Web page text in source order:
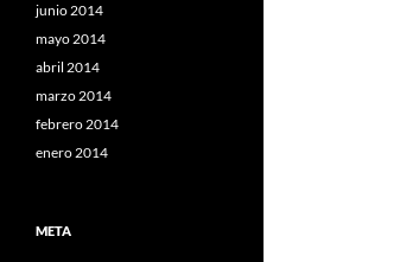
junio 2014
mayo 2014
abril 2014
marzo 2014
febrero 2014
enero 2014
META